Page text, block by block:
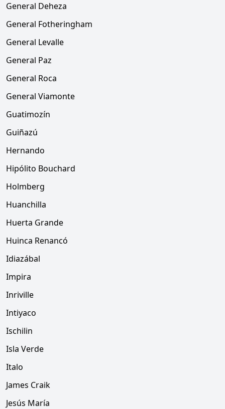
General Deheza
General Fotheringham
General Levalle
General Paz
General Roca
General Viamonte
Guatimozín
Guiñazú
Hernando
Hipólito Bouchard
Holmberg
Huanchilla
Huerta Grande
Huinca Renancó
Idiazábal
Impira
Inriville
Intiyaco
Ischilin
Isla Verde
Italo
James Craik
Jesús María